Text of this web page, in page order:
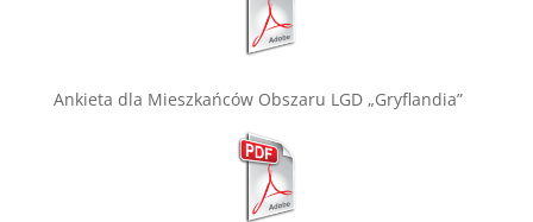
Ankieta dla Mieszkańców Obszaru LGD „Gryflandia”